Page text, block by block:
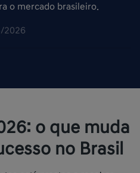
o mercado brasileiro.
2026
o que muda
no Brasil